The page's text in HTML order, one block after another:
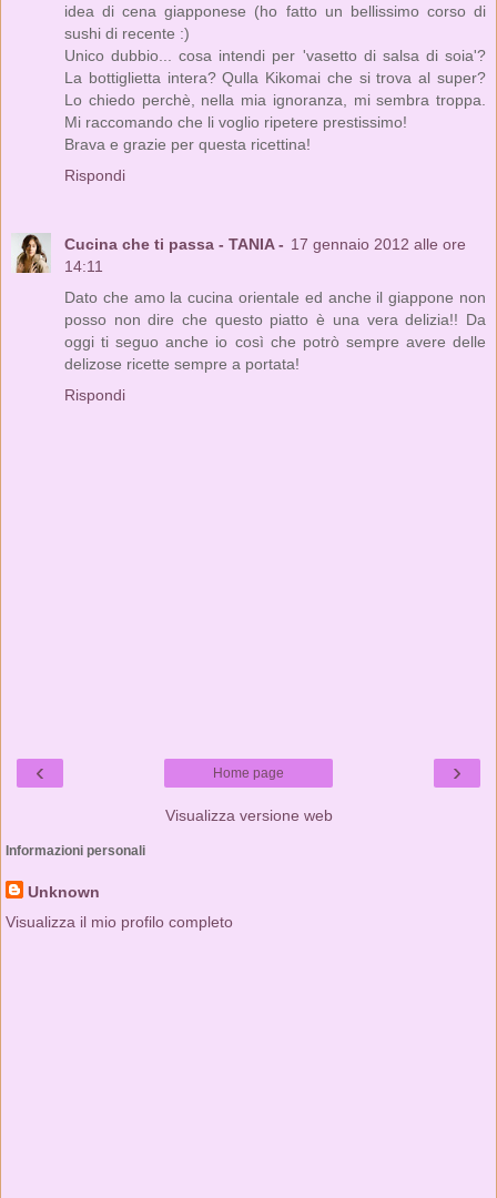
idea di cena giapponese (ho fatto un bellissimo corso di
sushi di recente :)
Unico dubbio... cosa intendi per 'vasetto di salsa di soia'?
La bottiglietta intera? Qulla Kikomai che si trova al super?
Lo chiedo perchè, nella mia ignoranza, mi sembra troppa.
Mi raccomando che li voglio ripetere prestissimo!
Brava e grazie per questa ricettina!
Rispondi
Cucina che ti passa - TANIA - 17 gennaio 2012 alle ore
14:11
Dato che amo la cucina orientale ed anche il giappone non
posso non dire che questo piatto è una vera delizia!! Da
oggi ti seguo anche io così che potrò sempre avere delle
delizose ricette sempre a portata!
Rispondi
‹ ›
Home page
Visualizza versione web
Informazioni personali
Unknown
Visualizza il mio profilo completo